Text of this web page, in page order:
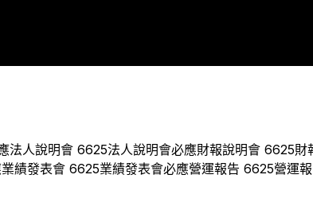
法人說明會 6625法人說明會必應財報說明會 6625財
業績發表會 6625業績發表會必應營運報告 6625營運